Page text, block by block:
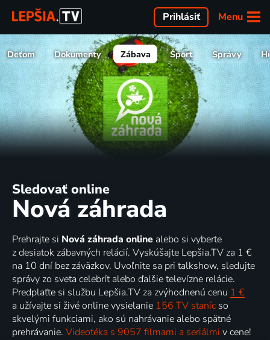
Menu
Prihlásiť
Deťom Dokumenty Zábava Šport Správy
Sledovať online
Nová záhrada
Prehrajte si Nová záhrada online alebo si vyberte
z desiatok zábavných relácií. Vyskúšajte Lepšia.TV za 1 €
na 10 dní bez záväzkov. Uvoľnite sa pri talkshow, sledujte
správy zo sveta celebrít alebo ďalšie televízne relácie.
Predplaťte si službu Lepšia.TV za zvýhodnenú cenu 1 €
a užívajte si živé online vysielanie 156 TV staníc so
skvelými funkciami, ako sú nahrávanie alebo spätné
prehrávanie. Videotéka s 9057 filmami a seriálmi v cene!